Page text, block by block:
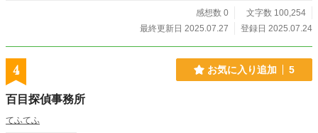
は子を産ませるための道具、もしくは人質でしかなかった。
人質同然となる高位貴族令嬢を出していない貴族は、妃を
ったのだ。ベルクバック侯爵の長男のスタンリー伯爵の娘カ
メリアは、11歳。後宮入り可能年齢は13歳から。 次男ウェ
スリー子爵家は息子3人しかいない。カメリアが後宮入り出来
るまで、親族から中継ぎの養女を迎えようにも、ベルクバッ
感想数 0
文字数 100,254
最終更新日 2025.07.27
登録日 2025.07.24
4 お気に入り追加 5
百目探偵事務所
てふてふ